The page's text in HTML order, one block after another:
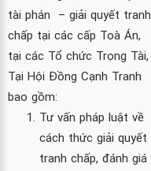
tài phán – giải quyết tranh
chấp tại các cấp Toà Án,
tại các Tổ chức Trọng Tài,
Tại Hội Đồng Cạnh Tranh
bao gồm:
Tư vấn pháp luật về
cách thức giải quyết
tranh chấp, đánh giá